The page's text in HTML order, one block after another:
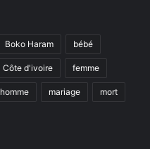
Boko Haram bébé
Côte d'ivoire femme
homme mariage mort